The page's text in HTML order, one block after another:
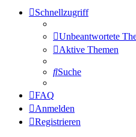
Schnellzugriff
Unbeantwortete
Aktive Themen
Suche
FAQ
Anmelden
Registrieren